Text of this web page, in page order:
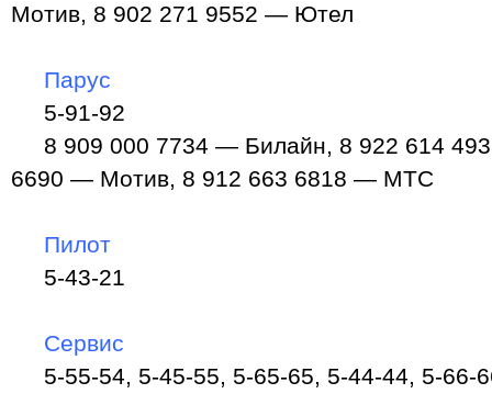
Мотив, 8 902 271 9552 — Ютел
Парус
5-91-92
8 909 000 7734 — Билайн, 8 922 614
6690 — Мотив, 8 912 663 6818 — МТС
Пилот
5-43-21
Сервис
5-55-54, 5-45-55, 5-65-65, 5-44-44, 5-66-